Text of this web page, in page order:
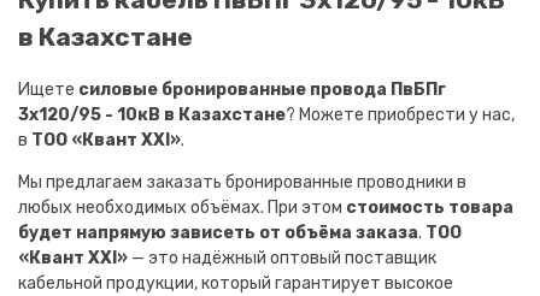
в Казахстане
Ищете силовые бронированные провода ПвБПг
3х120/95 - 10кВ в Казахстане? Можете приобрести у нас,
в ТОО «Квант XXI».
Мы предлагаем заказать бронированные проводники в
любых необходимых объёмах. При этом стоимость товара
будет напрямую зависеть от объёма заказа. ТОО
«Квант XXI» — это надёжный оптовый поставщик
кабельной продукции, который гарантирует высокое